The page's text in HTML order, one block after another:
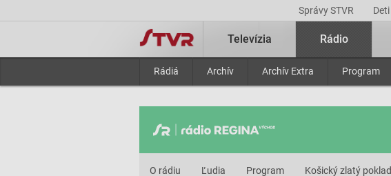
Správy STVR Deti
Televízia Rádio
Rádiá Archív Archív Extra Program
O rádiu Ľudia Program Košický zlatý poklad